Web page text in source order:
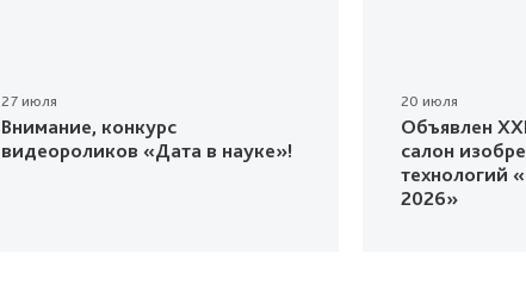
27 июля
Внимание, конкурс
видеороликов «Дата в науке»!
20 июля
Объявлен
салон
технологий
2026»